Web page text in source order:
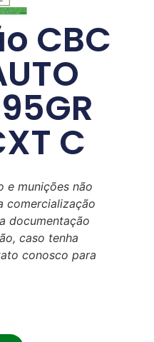
CBC
C
e munições não
comercialização
documentação
caso tenha
conosco para